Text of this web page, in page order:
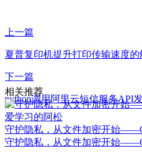
上一篇
夏普复印机提升打印传输速度
下一篇
python调用阿里云短信服务API
相关推荐
守护隐私，从文件加密开始
守护隐私，从文件加密开始